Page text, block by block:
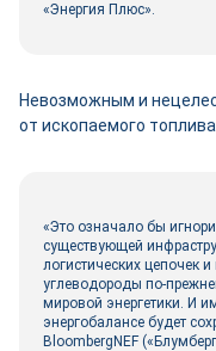
«Энергия Плюс».
Невозможным и
от ископаемого
«Это означало бы
существующей
логистических цепочек
углеводороды по-
мировой энергетики. И
энергобалансе будет
BloombergNEF